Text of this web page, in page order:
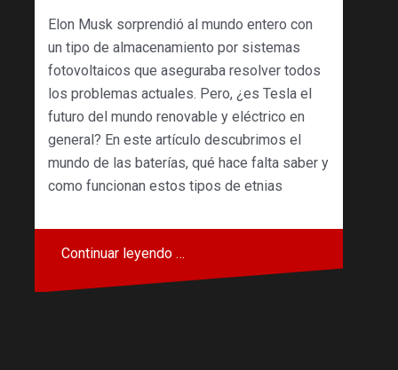
Elon Musk sorprendió al mundo entero con
un tipo de almacenamiento por sistemas
fotovoltaicos que aseguraba resolver todos
los problemas actuales. Pero, ¿es Tesla el
futuro del mundo renovable y eléctrico en
general? En este artículo descubrimos el
mundo de las baterías, qué hace falta saber y
como funcionan estos tipos de etnias
Continuar leyendo …